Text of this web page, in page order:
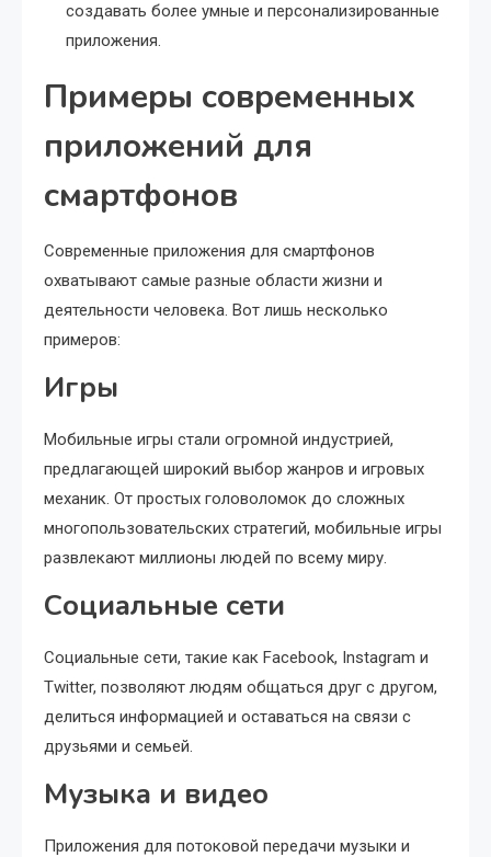
создавать более умные и персонализированные
приложения.
Примеры современных
приложений для
смартфонов
Современные приложения для смартфонов
охватывают самые разные области жизни и
деятельности человека. Вот лишь несколько
примеров:
Игры
Мобильные игры стали огромной индустрией,
предлагающей широкий выбор жанров и игровых
механик. От простых головоломок до сложных
многопользовательских стратегий, мобильные игры
развлекают миллионы людей по всему миру.
Социальные сети
Социальные сети, такие как Facebook, Instagram и
Twitter, позволяют людям общаться друг с другом,
делиться информацией и оставаться на связи с
друзьями и семьей.
Музыка и видео
Приложения для потоковой передачи музыки и